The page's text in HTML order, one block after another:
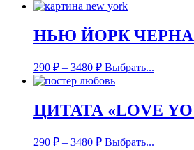
НЬЮ ЙОРК
290 ₽ – 3480 ₽ Выбрать...
ЦИТАТА «LOVE
290 ₽ – 3480 ₽ Выбрать...